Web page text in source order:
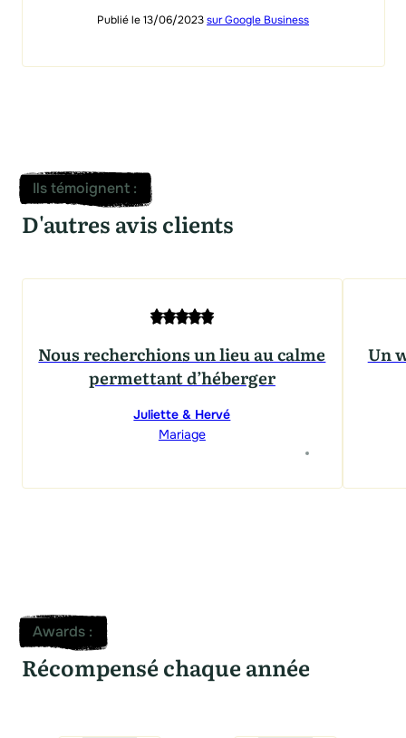
Publié le 13/06/2023sur Google Business
Ils témoignent:
D'autres avis clients
Nous recherchions un lieu au calme
permettant d’héberger
Juliette & Hervé
Mariage
Un
Awards:
Récompensé chaque année